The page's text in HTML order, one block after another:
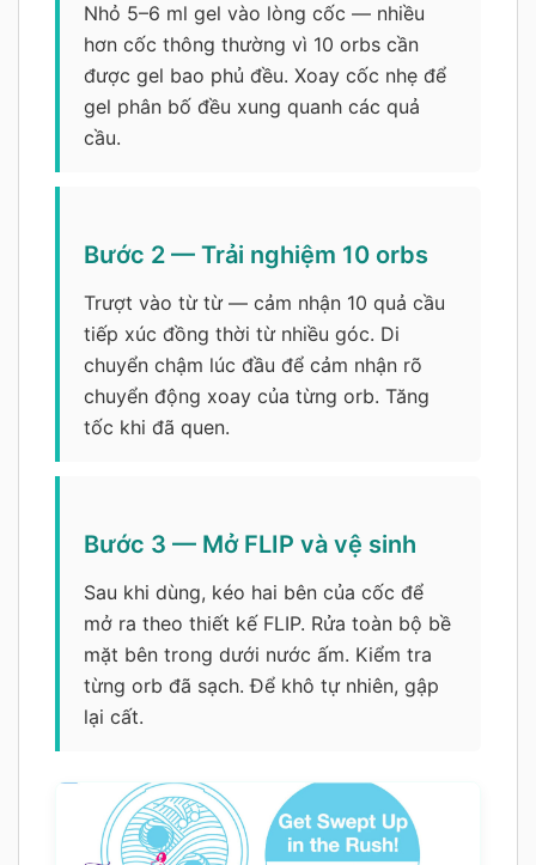
Nhỏ 5–6 ml gel vào lòng cốc — nhiều
hơn cốc thông thường vì 10 orbs cần
được gel bao phủ đều. Xoay cốc nhẹ để
gel phân bố đều xung quanh các quả
cầu.
Bước 2 — Trải nghiệm 10 orbs
Trượt vào từ từ — cảm nhận 10 quả cầu
tiếp xúc đồng thời từ nhiều góc. Di
chuyển chậm lúc đầu để cảm nhận rõ
chuyển động xoay của từng orb. Tăng
tốc khi đã quen.
Bước 3 — Mở FLIP và vệ sinh
Sau khi dùng, kéo hai bên của cốc để
mở ra theo thiết kế FLIP. Rửa toàn bộ bề
mặt bên trong dưới nước ấm. Kiểm tra
từng orb đã sạch. Để khô tự nhiên, gập
lại cất.